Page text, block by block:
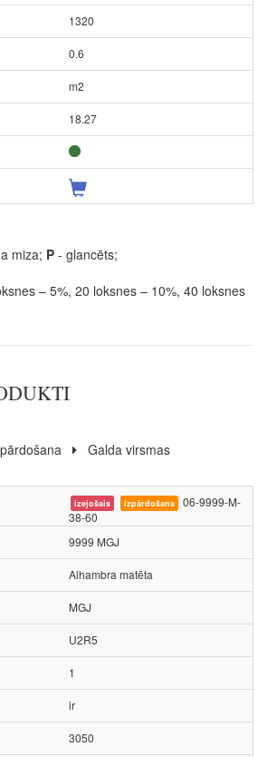
1320
0.6
m2
18.27
miza; P - glancēts;
– 5%, 20 loksnes – 10%, 40 loksnes
Galda virsmas
izejošais izpārdošana
06-9999-M-
38-60
9999 MGJ
Alhambra matēta
MGJ
U2R5
1
ir
3050